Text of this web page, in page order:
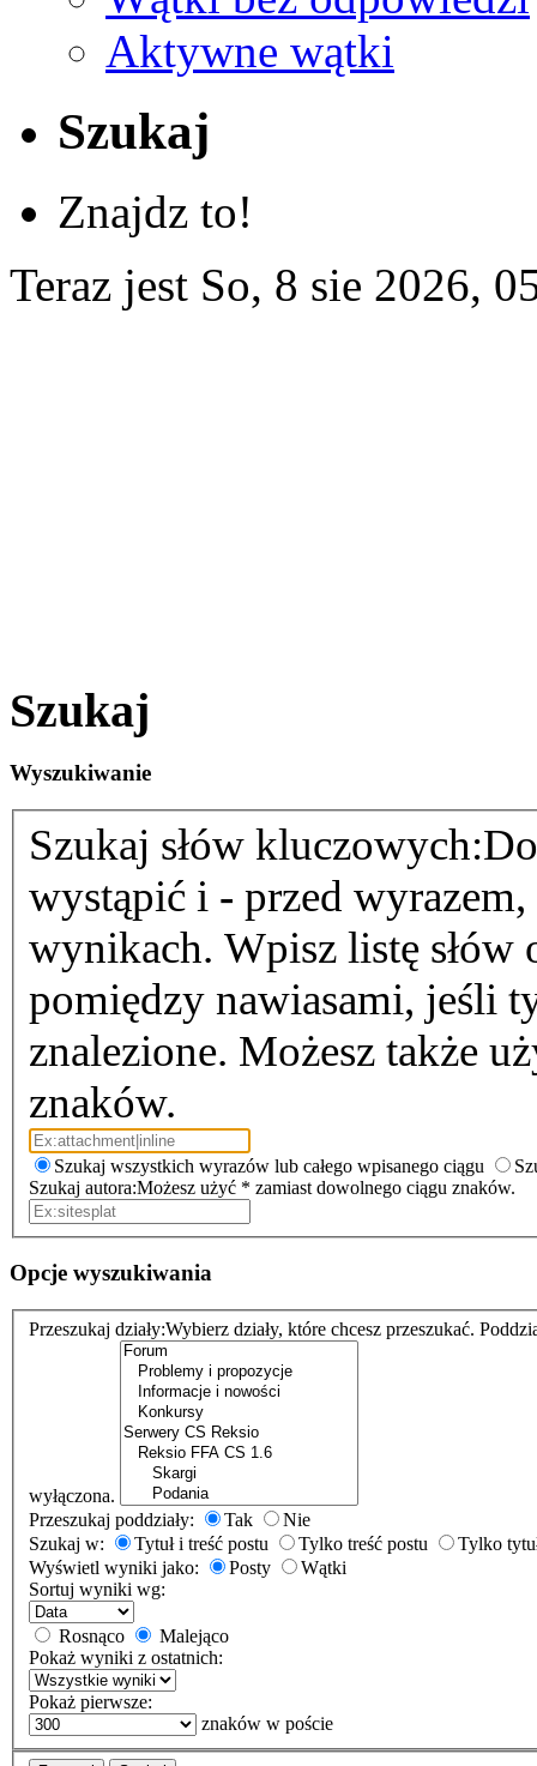
Aktywne wątki
Szukaj
Znajdz to!
Teraz jest So, 8 sie 2026,
Szukaj
Wyszukiwanie
Szukaj słów kluczowych:
wystąpić i - przed
wynikach. Wpisz listę
pomiędzy nawiasami, jeśli
znalezione. Możesz także
znaków.
Szukaj wszystkich wyrazów lub całego wpisanego ciągu
Szukaj autora:Możesz użyć * zamiast dowolnego ciągu znaków.
Opcje wyszukiwania
Przeszukaj działy:Wybierz działy, które chcesz przeszukać.
wyłączona.
Przeszukaj poddziały:
Tak
Nie
Szukaj w:
Tytuł i treść postu Tylko treść postu
Tylko
Wyświetl wyniki jako:
Posty
Wątki
Sortuj wyniki wg:
Rosnąco
Malejąco
Pokaż wyniki z ostatnich:
Pokaż pierwsze:
znaków w poście